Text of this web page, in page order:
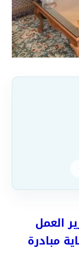
العمل
مبادرة